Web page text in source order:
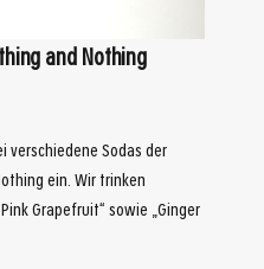
and Nothing
verschiedene Sodas der
ein. Wir trinken
Grapefruit“ sowie „Ginger